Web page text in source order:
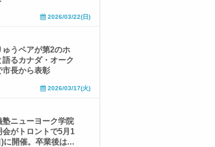
2026/03/22(日)
ゅうペアが第2のホ
語るカナダ・オーク
市長から表彰
2026/03/17(火)
塾ニューヨーク学院
会がトロントで5月1
に開催。卒業後は...